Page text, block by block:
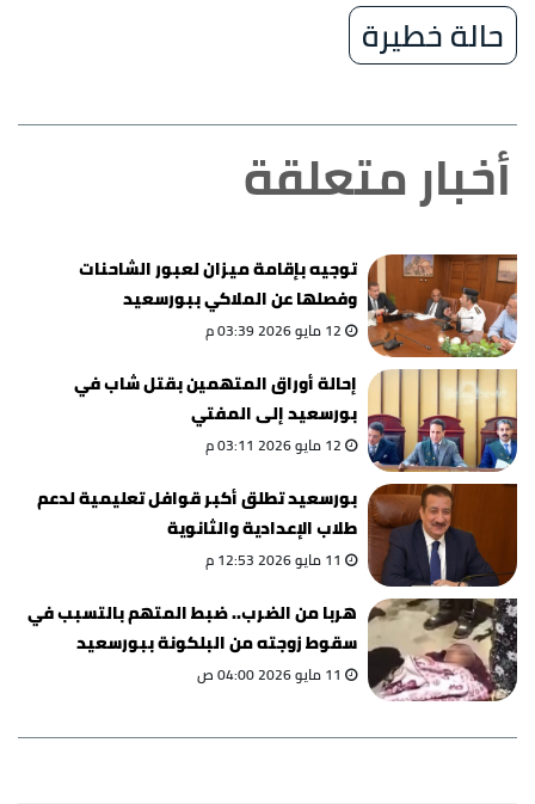
حالة خطيرة
أخبار متعلقة
توجيه بإقامة ميزان لعبور الشاحنات
وفصلها عن الملاكي ببورسعيد
12 مايو 2026 03:39 م
إحالة أوراق المتهمين بقتل شاب في
بورسعيد إلى المفتي
12 مايو 2026 03:11 م
بورسعيد تطلق أكبر قوافل تعليمية لدعم
طلاب الإعدادية والثانوية
11 مايو 2026 12:53 م
هربا من الضرب.. ضبط المتهم بالتسبب في
سقوط زوجته من البلكونة ببورسعيد
11 مايو 2026 04:00 ص